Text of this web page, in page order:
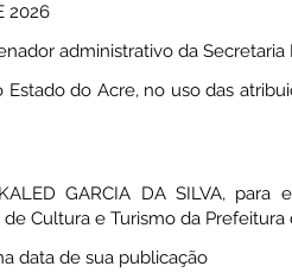
2026
administrativo da
Estado do Acre, no uso das
GARCIA DA SILVA,
Cultura e Turismo da Prefeitura
data de sua publicação